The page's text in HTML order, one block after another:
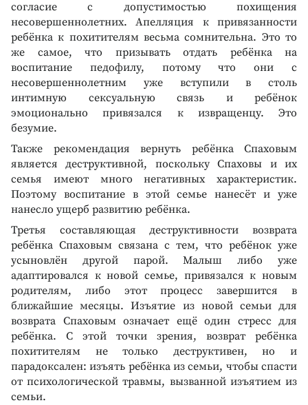
согласие с допустимостью похищения
несовершеннолетних. Апелляция к привязанности
ребёнка к похитителям весьма сомнительна. Это то
же самое, что призывать отдать ребёнка на
воспитание педофилу, потому что они с
несовершеннолетним уже вступили в столь
интимную сексуальную связь и ребёнок
эмоционально привязался к извращенцу. Это
безумие.
Также рекомендация вернуть ребёнка Спаховым
является деструктивной, поскольку Спаховы и их
семья имеют много негативных характеристик.
Поэтому воспитание в этой семье нанесёт и уже
нанесло ущерб развитию ребёнка.
Третья составляющая деструктивности возврата
ребёнка Спаховым связана с тем, что ребёнок уже
усыновлён другой парой. Малыш либо уже
адаптировался к новой семье, привязался к новым
родителям, либо этот процесс завершится в
ближайшие месяцы. Изъятие из новой семьи для
возврата Спаховым означает ещё один стресс для
ребёнка. С этой точки зрения, возврат ребёнка
похитителям не только деструктивен, но и
парадоксален: изъять ребёнка из семьи, чтобы спасти
от психологической травмы, вызванной изъятием из
семьи.